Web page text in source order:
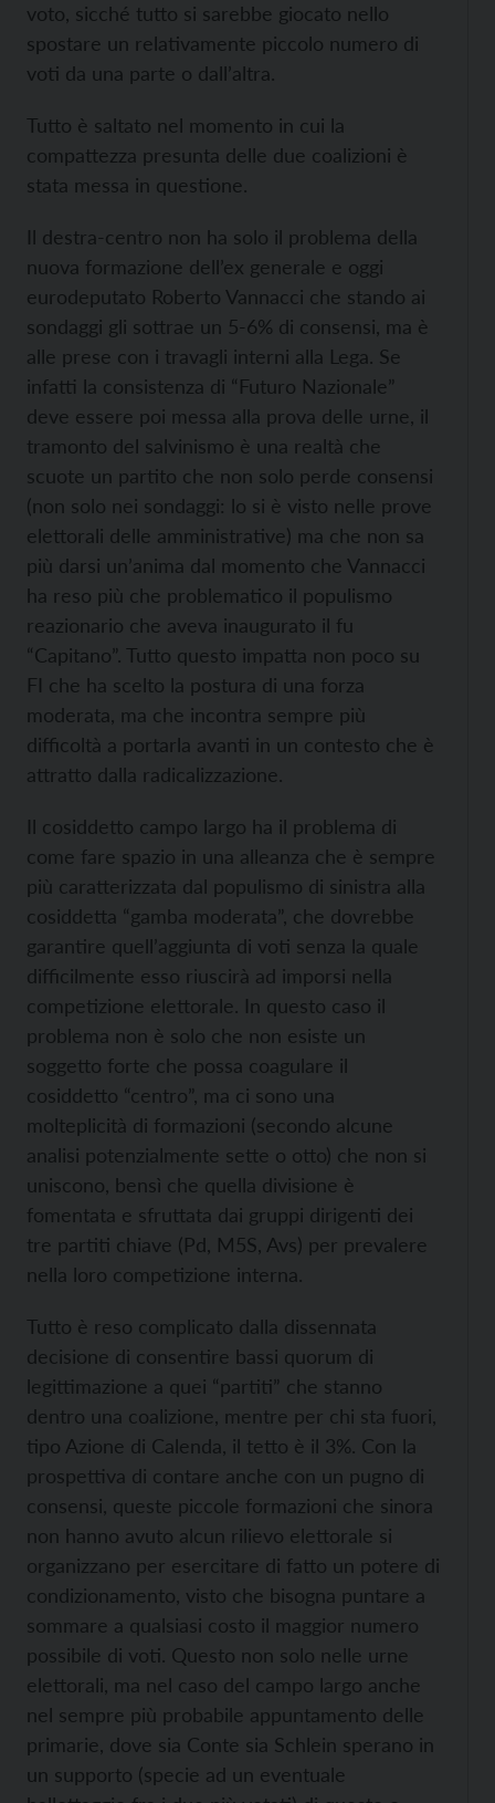
voto, sicché tutto si sarebbe giocato nello
spostare un relativamente piccolo numero di
voti da una parte o dall’altra.
Tutto è saltato nel momento in cui la
compattezza presunta delle due coalizioni è
stata messa in questione.
Il destra-centro non ha solo il problema della
nuova formazione dell’ex generale e oggi
eurodeputato Roberto Vannacci che stando ai
sondaggi gli sottrae un 5-6% di consensi, ma è
alle prese con i travagli interni alla Lega. Se
infatti la consistenza di “Futuro Nazionale”
deve essere poi messa alla prova delle urne, il
tramonto del salvinismo è una realtà che
scuote un partito che non solo perde consensi
(non solo nei sondaggi: lo si è visto nelle prove
elettorali delle amministrative) ma che non sa
più darsi un’anima dal momento che Vannacci
ha reso più che problematico il populismo
reazionario che aveva inaugurato il fu
“Capitano”. Tutto questo impatta non poco su
FI che ha scelto la postura di una forza
moderata, ma che incontra sempre più
difficoltà a portarla avanti in un contesto che è
attratto dalla radicalizzazione.
Il cosiddetto campo largo ha il problema di
come fare spazio in una alleanza che è sempre
più caratterizzata dal populismo di sinistra alla
cosiddetta “gamba moderata”, che dovrebbe
garantire quell’aggiunta di voti senza la quale
difficilmente esso riuscirà ad imporsi nella
competizione elettorale. In questo caso il
problema non è solo che non esiste un
soggetto forte che possa coagulare il
cosiddetto “centro”, ma ci sono una
molteplicità di formazioni (secondo alcune
analisi potenzialmente sette o otto) che non si
uniscono, bensì che quella divisione è
fomentata e sfruttata dai gruppi dirigenti dei
tre partiti chiave (Pd, M5S, Avs) per prevalere
nella loro competizione interna.
Tutto è reso complicato dalla dissennata
decisione di consentire bassi quorum di
legittimazione a quei “partiti” che stanno
dentro una coalizione, mentre per chi sta fuori,
tipo Azione di Calenda, il tetto è il 3%. Con la
prospettiva di contare anche con un pugno di
consensi, queste piccole formazioni che sinora
non hanno avuto alcun rilievo elettorale si
organizzano per esercitare di fatto un potere di
condizionamento, visto che bisogna puntare a
sommare a qualsiasi costo il maggior numero
possibile di voti. Questo non solo nelle urne
elettorali, ma nel caso del campo largo anche
nel sempre più probabile appuntamento delle
primarie, dove sia Conte sia Schlein sperano in
un supporto (specie ad un eventuale